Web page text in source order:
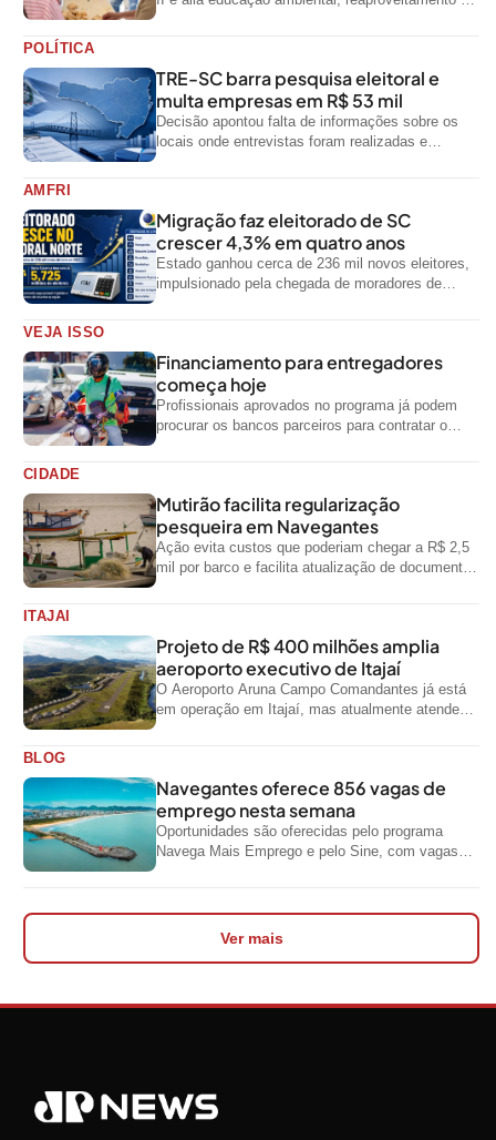
POLÍTICA
TRE-SC barra pesquisa eleitoral e
multa empresas em R$ 53 mil
Decisão apontou falta de informações sobre os
locais onde entrevistas foram realizadas e
AMFRI
Migração faz eleitorado de SC
crescer 4,3% em quatro anos
Estado ganhou cerca de 236 mil novos eleitores,
impulsionado pela chegada de moradores de
VEJA ISSO
Financiamento para entregadores
começa hoje
Profissionais aprovados no programa já podem
procurar os bancos parceiros para contratar o
CIDADE
Mutirão facilita regularização
pesqueira em Navegantes
Ação evita custos que poderiam chegar a R$ 2,5
mil por barco e facilita atualização de documentos
ITAJAI
Projeto de R$ 400 milhões amplia
aeroporto executivo de Itajaí
O Aeroporto Aruna Campo Comandantes já está
em operação em Itajaí, mas atualmente atende
BLOG
Navegantes oferece 856 vagas de
emprego nesta semana
Oportunidades são oferecidas pelo programa
Navega Mais Emprego e pelo Sine, com vagas
Ver mais